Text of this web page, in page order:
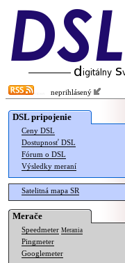
neprihlásený
DSL pripojenie
Ceny DSL
Dostupnosť DSL
Fórum o DSL
Výsledky meraní
Satelitná mapa SR
Merače
Speedmeter Merania
Pingmeter
Googlemeter